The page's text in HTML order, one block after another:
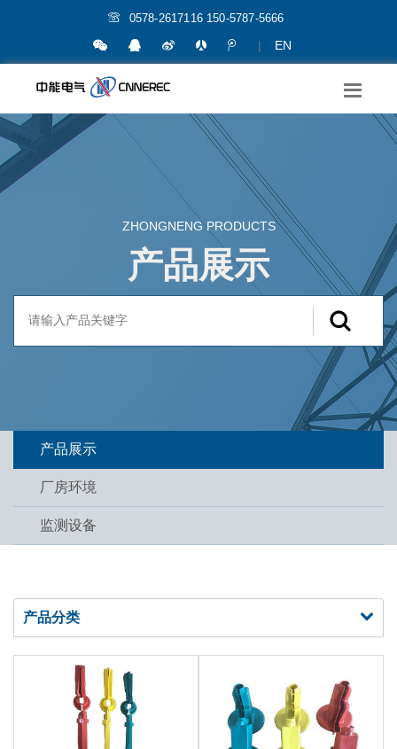
0578-2617116 150-5787-5666
| EN
ZHONGNENG PRODUCTS
产品展示
产品展示
厂房环境
监测设备
产品分类